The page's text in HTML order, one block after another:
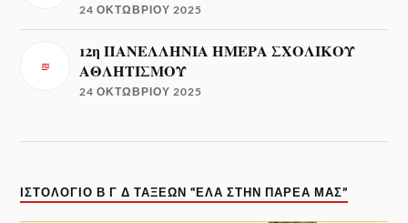
24 ΟΚΤΩΒΡΊΟΥ 2025
12η ΠΑΝΕΛΛΗΝΙΑ ΗΜΕΡΑ ΣΧΟΛΙΚΟΥ
ΑΘΛΗΤΙΣΜΟΥ
24 ΟΚΤΩΒΡΊΟΥ 2025
ΙΣΤΟΛΌΓΙΟ Β Γ Δ ΤΆΞΕΩΝ “ΈΛΑ ΣΤΗΝ ΠΑΡΈΑ ΜΑΣ”